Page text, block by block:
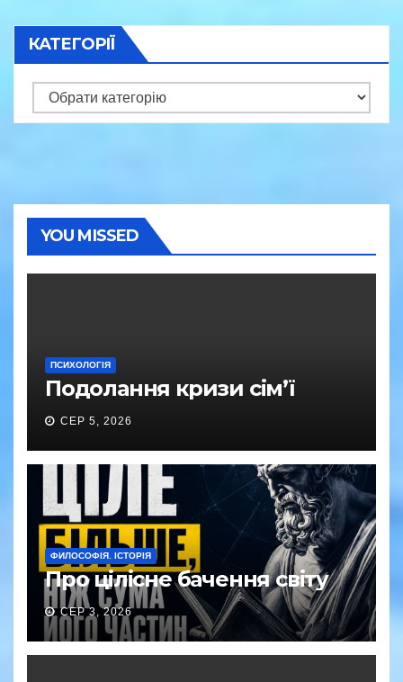
КАТЕГОРІЇ
Категорії
YOU MISSED
ПСИХОЛОГІЯ
Подолання кризи сім’ї
СЕР 5, 2026
ФИЛОСОФІЯ. ІСТОРІЯ
Про цілісне бачення світу
СЕР 3, 2026